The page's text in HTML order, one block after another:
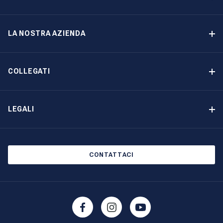
LA NOSTRA AZIENDA
COLLEGATI
LEGALI
CONTATTACI